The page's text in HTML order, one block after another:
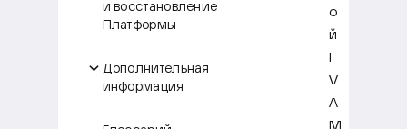
и восстановление
Платформы
Дополнительная
информация
о
й
V
A
M